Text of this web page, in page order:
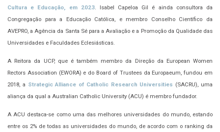
Cultura e Educação, em 2023. Isabel Capeloa Gil é ainda consultora da
Congregação para a Educação Católica, e membro Conselho Científico da
AVEPRO, a Agência da Santa Sé para a Avaliação e a Promoção da Qualidade das
Universidades e Faculdades Eclesiásticas.
A Reitora da UCP, que é também membro da Direção da European Women
Rectors Association (EWORA) e do Board of Trustees da Europaeum, fundou em
2018, a Strategic Alliance of Catholic Research Universities (SACRU), uma
aliança da qual a Australian Catholic University (ACU) é membro fundador.
A ACU destaca-se como uma das melhores universidades do mundo, estando
entre os 2% de todas as universidades do mundo, de acordo com o ranking da